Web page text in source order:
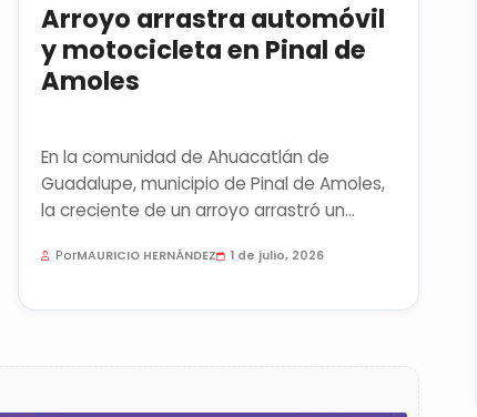
Arroyo arrastra automóvil
y motocicleta en Pinal de
Amoles
En la comunidad de Ahuacatlán de
Guadalupe, municipio de Pinal de Amoles,
la creciente de un arroyo arrastró un
PorMAURICIO HERNÁNDEZ 1 de julio, 2026